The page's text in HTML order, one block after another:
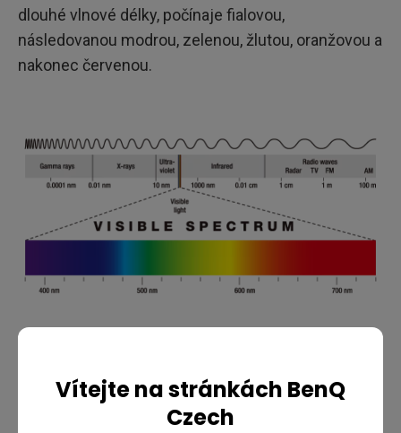
Vítejte na stránkách BenQ
Czech
dlouhé vlnové délky, počínaje fialovou,
následovanou modrou, zelenou, žlutou, oranžovou a
nakonec červenou.
Rozdíly ve vnímání barev